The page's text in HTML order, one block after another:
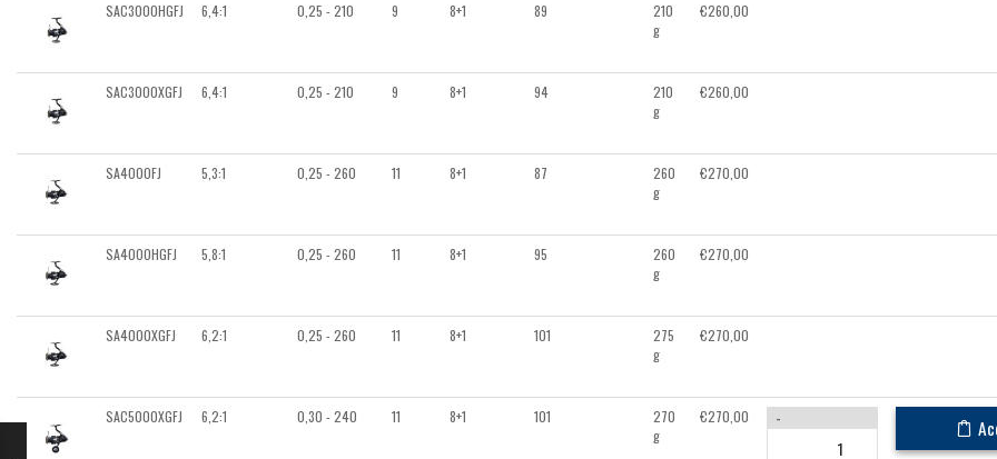
SAC3000HGFJ 6,4:1 0,25 - 210 9 8+1 89
210
g
€260,00
SAC3000XGFJ 6,4:1 0,25 - 210 9 8+1 94
210
g
€260,00
SA4000FJ 5,3:1 0,25 - 260 11 8+1 87
260
g
€270,00
SA4000HGFJ 5,8:1 0,25 - 260 11 8+1 95
260
g
€270,00
SA4000XGFJ 6,2:1 0,25 - 260 11 8+1 101
275
g
€270,00
SAC5000XGFJ 6,2:1 0,30 - 240 11 8+1 101
270
g
€270,00 -